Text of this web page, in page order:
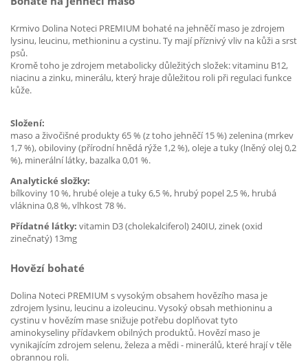
Krmivo Dolina Noteci PREMIUM bohaté na jehněčí maso je zdrojem
lysinu, leucinu, methioninu a cystinu. Ty mají příznivý vliv na kůži a srst
psů.
Kromě toho je zdrojem metabolicky důležitých složek: vitaminu B12,
niacinu a zinku, minerálu, který hraje důležitou roli při regulaci funkce
kůže.
Složení:
maso a živočišné produkty 65 % (z toho jehněčí 15 %) zelenina (mrkev
1,7 %), obiloviny (přírodní hnědá rýže 1,2 %), oleje a tuky (lněný olej 0,2
%), minerální látky, bazalka 0,01 %.
Analytické složky:
bílkoviny 10 %, hrubé oleje a tuky 6,5 %, hrubý popel 2,5 %, hrubá
vláknina 0,8 %, vlhkost 78 %.
Přídatné látky: vitamin D3 (cholekalciferol) 240IU, zinek (oxid
zinečnatý) 13mg
Hovězí bohaté
Dolina Noteci PREMIUM s vysokým obsahem hovězího masa je
zdrojem lysinu, leucinu a izoleucinu. Vysoký obsah methioninu a
cystinu v hovězím mase snižuje potřebu doplňovat tyto
aminokyseliny přídavkem obilných produktů. Hovězí maso je
vynikajícím zdrojem selenu, železa a mědi - minerálů, které hrají v těle
obrannou roli.